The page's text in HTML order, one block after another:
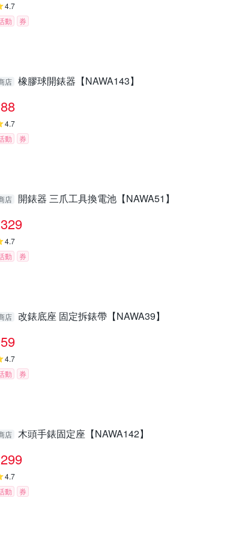
4.7
動
券
店 橡膠球開錶器【NAWA143】
88
4.7
動
券
店 開錶器 三爪工具換電池【NAWA51】
329
4.7
動
券
店 改錶底座 固定拆錶帶【NAWA39】
59
4.7
動
券
店 木頭手錶固定座【NAWA142】
299
4.7
動
券